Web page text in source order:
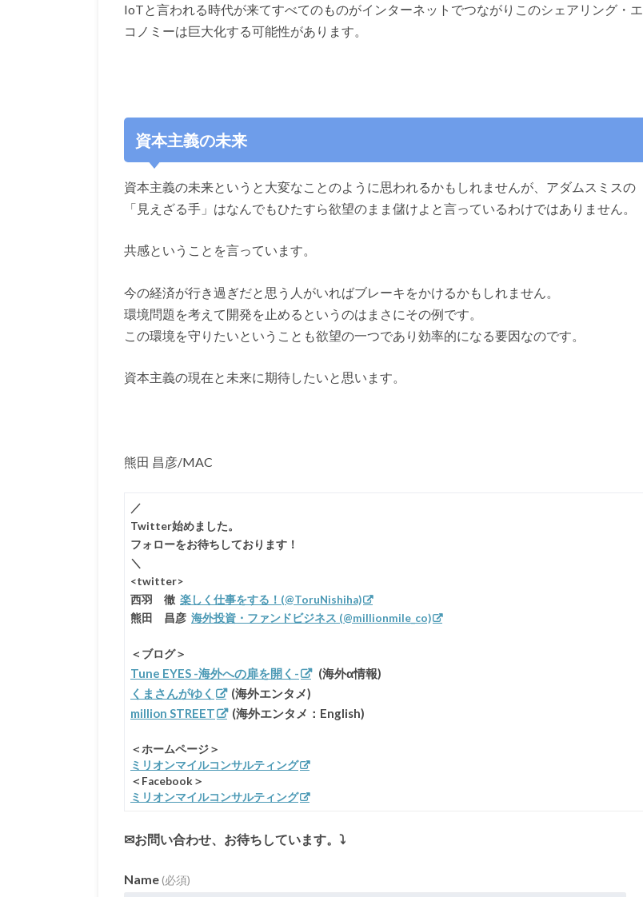
IoTと言われる時代が来てすべてのものがインターネットでつながりこのシェアリング・エ
コノミーは巨大化する可能性があります。
資本主義の未来
資本主義の未来というと大変なことのように思われるかもしれませんが、アダムスミスの
「見えざる手」はなんでもひたすら欲望のまま儲けよと言っているわけではありません。
共感ということを言っています。
今の経済が行き過ぎだと思う人がいればブレーキをかけるかもしれません。
環境問題を考えて開発を止めるというのはまさにその例です。
この環境を守りたいということも欲望の一つであり効率的になる要因なのです。
資本主義の現在と未来に期待したいと思います。
熊田 昌彦/MAC
／
Twitter始めました。
フォローをお待ちしております！
＼
<twitter>
西羽 徹 楽しく仕事をする！(@ToruNishiha)
熊田 昌彦 海外投資・ファンドビジネス (@millionmile_co)
＜ブログ＞
Tune EYES -海外への扉を開く-
(海外α情報)
くまさんがゆく
(海外エンタメ)
million STREET
(海外エンタメ：English)
＜ホームページ＞
ミリオンマイルコンサルティング
＜Facebook＞
ミリオンマイルコンサルティング
✉お問い合わせ、お待ちしています。⤵
Name (必須)